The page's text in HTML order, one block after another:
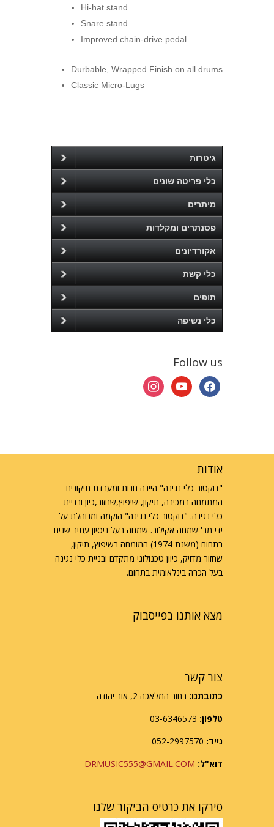
Hi-hat stand
Snare stand
Improved chain-drive pedal
Durbable, Wrapped Finish on all drums
Classic Micro-Lugs
גיטרות
כלי פריטה שונים
מיתרים
פסנתרים ומקלדות
אקורדיונים
כלי קשת
תופים
כלי נשיפה
Follow us
facebook
youtube
instagram
אודות
"דוקטור כלי נגינה" היינה חנות ומעבדת תיקונים
המתמחה במכירה, תיקון, שיפוץ,שחזור,כיון ובניית
כלי נגינה. "דוקטור כלי נגינה" הוקמה ומנוהלת על
ידי מר' שמחה אקילוב. שמחה בעל ניסיון עתיר שנים
בתחום (משנת 1974) המומחה בשיפוץ, תיקון,
שחזור מדויק, כיוון טכנולוגי מתקדם ובניית כלי נגינה
בעל הכרה בינלאומית בתחום.
מצא אותנו בפייסבוק
צור קשר
כתובתנו: רחוב המלאכה 2, אור יהודה
טלפון:
נייד:
דוא"ל: DRMUSIC555@GMAIL.COM
סירקו את כרטיס הביקור שלנו